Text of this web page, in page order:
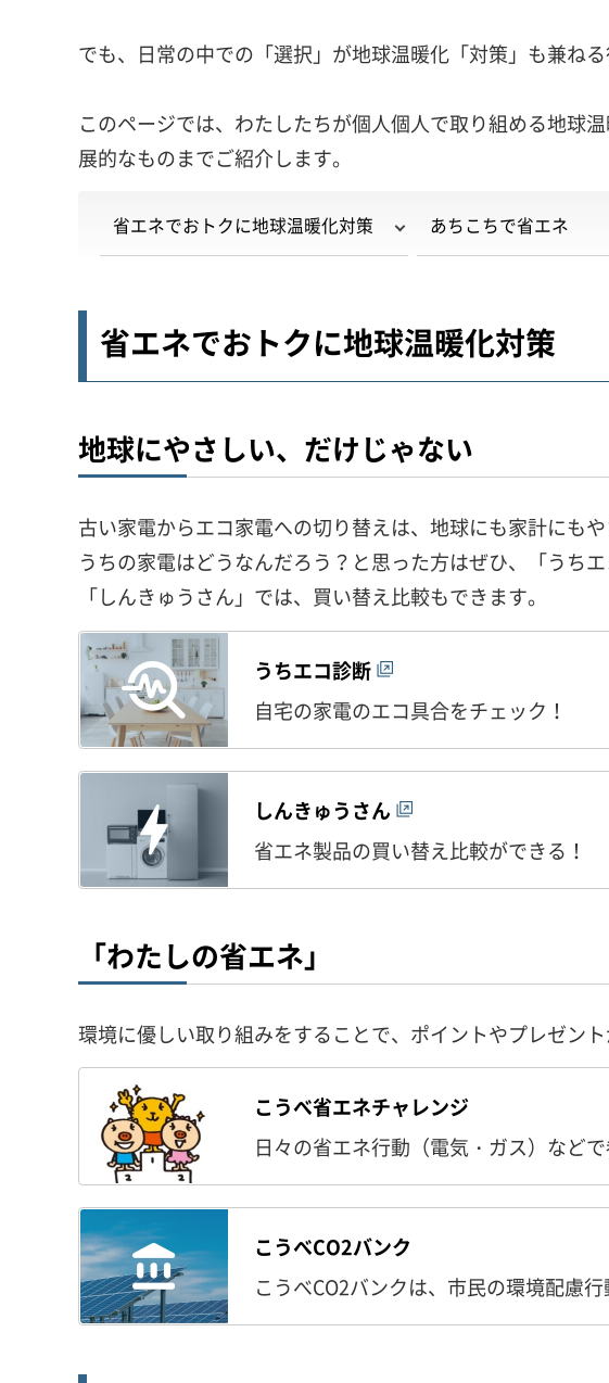
でも、日常の中での「選択」が地球温暖化「対策」も兼ね
このページでは、わたしたちが個人個人で取り組める地球
展的なものまでご紹介します。
省エネでおトクに地球温暖化対策 あちこちで省エネ
省エネでおトクに地球温暖化対策
地球にやさしい、だけじゃない
古い家電からエコ家電への切り替えは、地球にも家計にも
うちの家電はどうなんだろう？と思った方はぜひ、「うち
「しんきゅうさん」では、買い替え比較もできます。
うちエコ診断
自宅の家電のエコ具合をチェック！
しんきゅうさん
省エネ製品の買い替え比較ができる！
「わたしの省エネ」
環境に優しい取り組みをすることで、ポイントやプレゼン
こうべ省エネチャレンジ
日々の省エネ行動（電気・ガス）など
こうべCO2バンク
こうべCO2バンクは、市民の環境配慮